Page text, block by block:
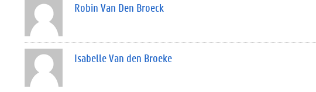
Robin Van Den Broeck
Isabelle Van den Broeke